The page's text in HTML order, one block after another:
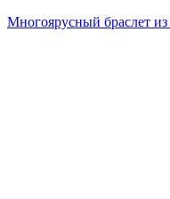
Многоярусный браслет из